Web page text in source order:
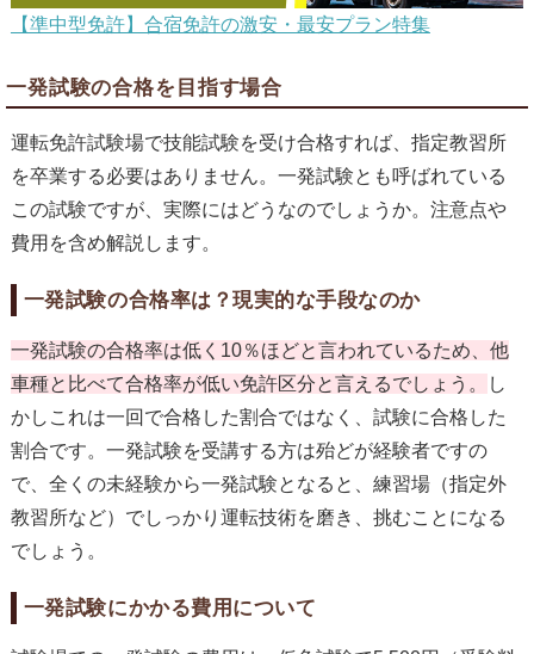
【準中型免許】合宿免許の激安・最安プラン特集
一発試験の合格を目指す場合
運転免許試験場で技能試験を受け合格すれば、指定教習所
を卒業する必要はありません。一発試験とも呼ばれている
この試験ですが、実際にはどうなのでしょうか。注意点や
費用を含め解説します。
一発試験の合格率は？現実的な手段なのか
一発試験の合格率は低く10％ほどと言われているため、他
車種と比べて合格率が低い免許区分と言えるでしょう。
し
かしこれは一回で合格した割合ではなく、試験に合格した
割合です。一発試験を受講する方は殆どが経験者ですの
で、全くの未経験から一発試験となると、練習場（指定外
教習所など）でしっかり運転技術を磨き、挑むことになる
でしょう。
一発試験にかかる費用について